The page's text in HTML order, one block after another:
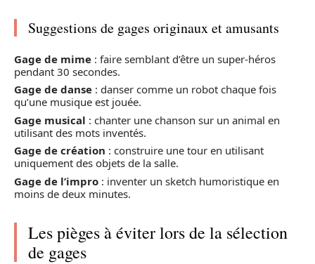
Suggestions de gages originaux et amusants
Gage de mime : faire semblant d’être un super-héros
pendant 30 secondes.
Gage de danse : danser comme un robot chaque fois
qu’une musique est jouée.
Gage musical : chanter une chanson sur un animal en
utilisant des mots inventés.
Gage de création : construire une tour en utilisant
uniquement des objets de la salle.
Gage de l’impro : inventer un sketch humoristique en
moins de deux minutes.
Les pièges à éviter lors de la sélection
de gages